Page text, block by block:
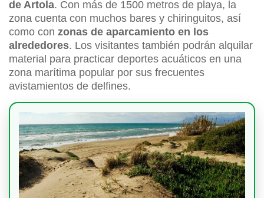
de Artola. Con más de 1500 metros de playa, la
zona cuenta con muchos bares y chiringuitos, así
como con zonas de aparcamiento en los
alrededores. Los visitantes también podrán alquilar
material para practicar deportes acuáticos en una
zona marítima popular por sus frecuentes
avistamientos de delfines.